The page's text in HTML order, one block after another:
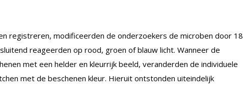
registreren, modificeerden de onderzoekers de microben door 18
reageerden op rood, groen of blauw licht. Wanneer de
met een helder en kleurrijk beeld, veranderden de individuele
met de beschenen kleur. Hieruit ontstonden uiteindelijk